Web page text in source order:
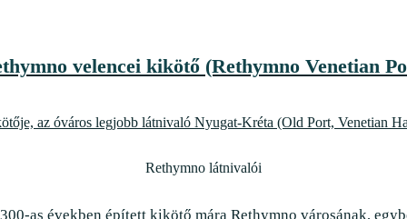
velencei kikötő (Rethymno Venetian
Rethymno látnivalói
as években épített kikötő mára Rethymno városának,